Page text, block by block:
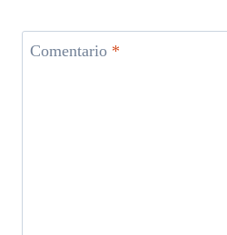
Comentario *